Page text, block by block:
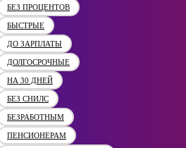
БЕЗ ПРОЦЕНТОВ
БЫСТРЫЕ
ДО ЗАРПЛАТЫ
ДОЛГОСРОЧНЫЕ
НА 30 ДНЕЙ
БЕЗ СНИЛС
БЕЗРАБОТНЫМ
ПЕНСИОНЕРАМ